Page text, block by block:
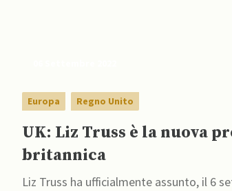
Europa Regno Unito
UK: Liz Truss è la nuova
britannica
Liz Truss ha ufficialmente assunto, il 6